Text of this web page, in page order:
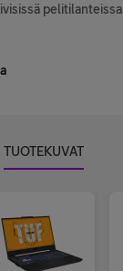
pelitilanteissa
TUOTEKUVAT